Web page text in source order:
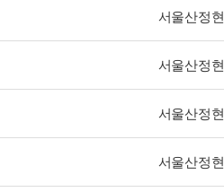
서울산정현
서울산정현
서울산정현
서울산정현